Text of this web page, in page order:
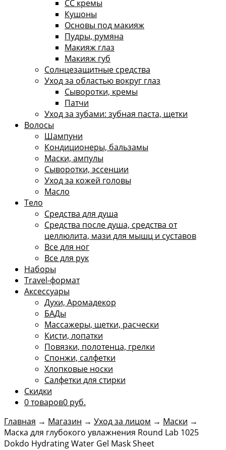
СС кремы
Кушоны
Основы под макияж
Пудры, румяна
Макияж глаз
Макияж губ
Солнцезащитные средства
Уход за областью вокруг глаз
Сыворотки, кремы
Патчи
Уход за зубами: зубная паста, щетки
Волосы
Шампуни
Кондиционеры, бальзамы
Маски, ампулы
Сыворотки, эссенции
Уход за кожей головы
Масло
Тело
Средства для душа
Средства после душа, средства от
целлюлита, мази для мышц и суставов
Все для ног
Все для рук
Наборы
Travel-формат
Аксессуары
Духи, Аромадекор
БАДы
Массажеры, щетки, расчески
Кисти, лопатки
Повязки, полотенца, грелки
Спонжи, салфетки
Хлопковые носки
Салфетки для стирки
Скидки
0 товаров0 руб.
Главная → Магазин → Уход за лицом → Маски →
Маска для глубокого увлажнения Round Lab 1025
Dokdo Hydrating Water Gel Mask Sheet